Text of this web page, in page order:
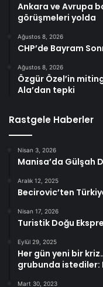
Ankara ve Avrupa
görüşmeleri yolda
Ağustos 8, 2026
CHP’de Bayram
Ağustos 8, 2026
Özgür Özel’in
Ala’dan tepki
Rastgele Haberler
Nisan 3, 2026
Manisa’da Gülşah
Aralık 12, 2025
Becirovic’ten
Nisan 17, 2026
Turistik Doğu
Eylül 29, 2025
Her gün yeni bir
grubunda istediler:
Mart 30, 2023